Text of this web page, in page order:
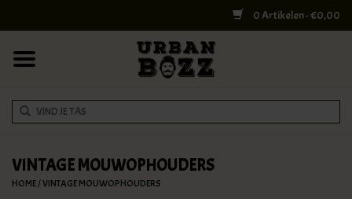
0 Artikelen - €0,00
COLLEGE BAGS
RUGZAKKEN
VINTAGE MOUWOPHOUDERS
HOME/VINTAGE MOUWOPHOUDERS